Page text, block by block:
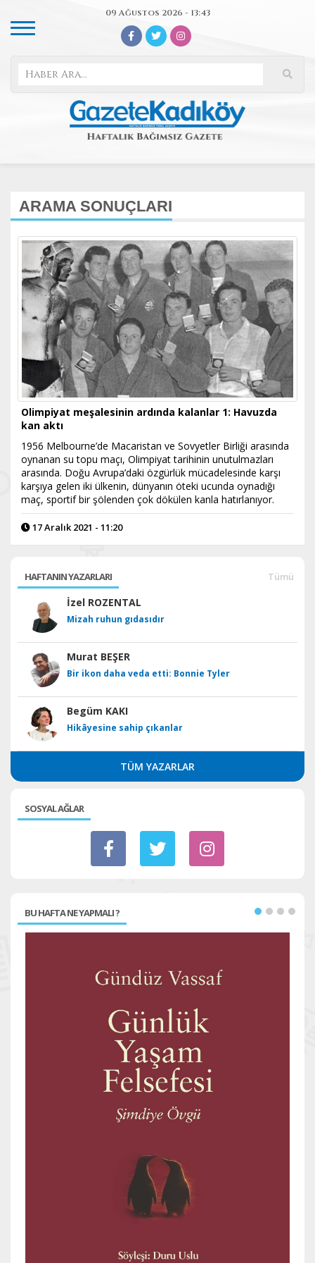
09 Ağustos 2026 - 13:43
ARAMA SONUÇLARI
Olimpiyat meşalesinin ardında kalanlar 1: Havuzda
kan aktı
1956 Melbourne’de Macaristan ve Sovyetler Birliği arasında
oynanan su topu maçı, Olimpiyat tarihinin unutulmazları
arasında. Doğu Avrupa’daki özgürlük mücadelesinde karşı
karşıya gelen iki ülkenin, dünyanın öteki ucunda oynadığı
maç, sportif bir şölenden çok dökülen kanla hatırlanıyor.
17 Aralık 2021 - 11:20
HAFTANIN YAZARLARI Tümü
İzel ROZENTAL
Mizah ruhun gıdasıdır
Murat BEŞER
Bir ikon daha veda etti: Bonnie Tyler
Begüm KAKI
Hikâyesine sahip çıkanlar
TÜM YAZARLAR
SOSYAL AĞLAR
BU HAFTA NE YAPMALI ?